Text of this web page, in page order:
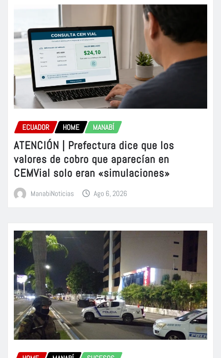
ECUADOR HOME MANABÍ
ATENCIÓN | Prefectura dice que los
valores de cobro que aparecían en
CEMVial solo eran «simulaciones»
ManabiNoticias Ago 6, 2026